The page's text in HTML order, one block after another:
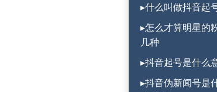
▸什么叫做抖音起
▸怎么才算明星的
几种
▸抖音起号是什么
▸抖音伪新闻号是